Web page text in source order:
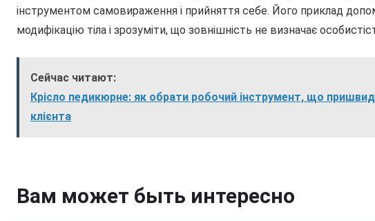
інструментом самовираження і прийняття себе. Його приклад
модифікацію тіла і зрозуміти, що зовнішність не визначає
Сейчас читают:
Крісло педикюрне: як обрати робочий інструмент, що
клієнта
Вам может быть интересно